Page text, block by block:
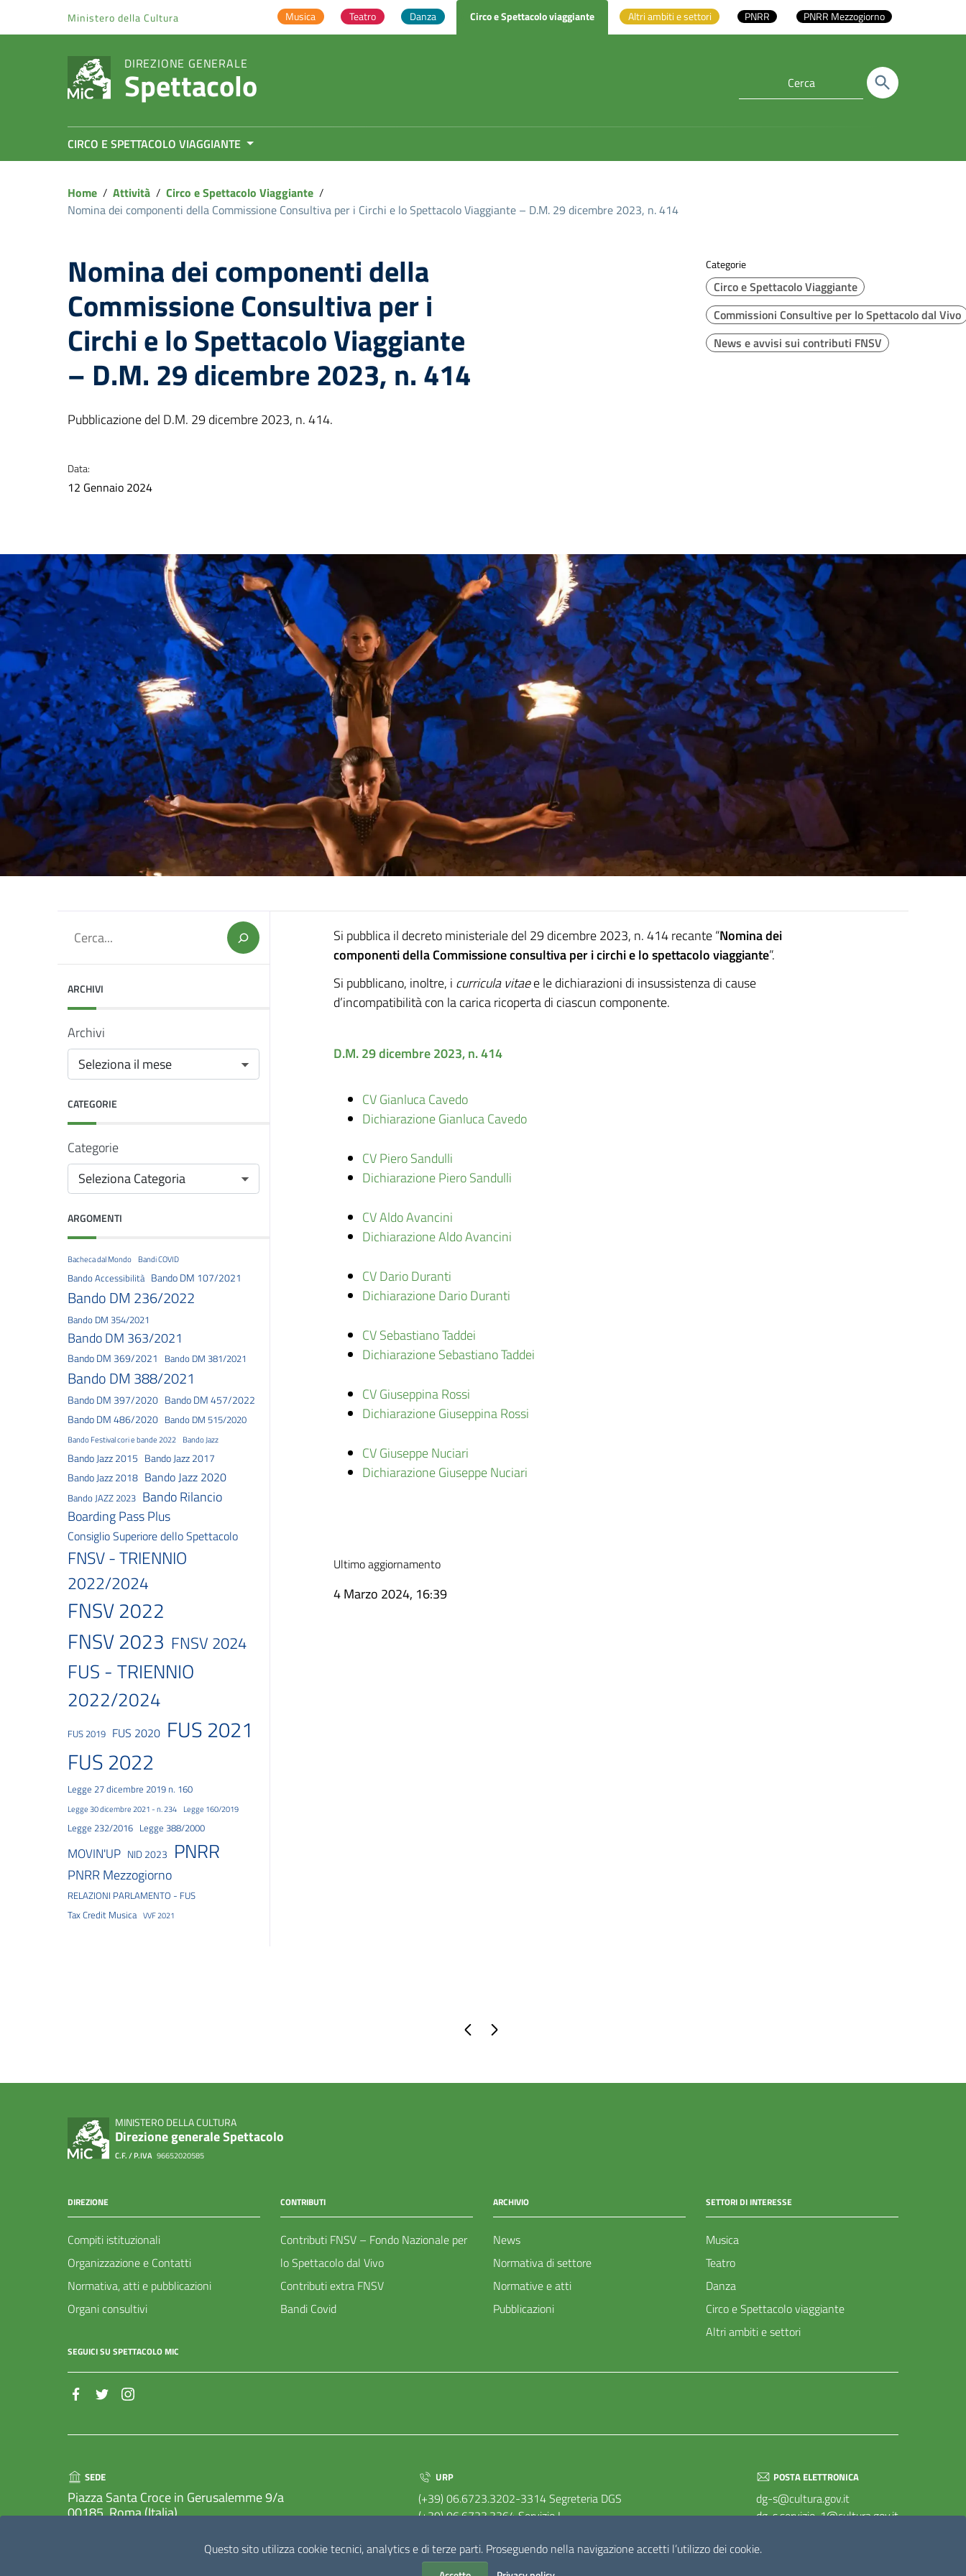
Questo sito utilizza cookie tecnici, analytics e di terze parti. Proseguendo nella navigazione accetti l’utilizzo dei cookie.
Vai al menu di navigazione
Ministero della Cultura Musica Teatro Danza Circo e Spettacolo viaggiante Altri ambiti e settori PNRR PNRR Mezzogiorno
DIREZIONE GENERALE
Spettacolo
CIRCO E SPETTACOLO VIAGGIANTE
Home / Attività / Circo e Spettacolo Viaggiante /
Nomina dei componenti della Commissione Consultiva per i Circhi e lo Spettacolo Viaggiante – D.M. 29 dicembre 2023, n. 414
Nomina dei componenti della
Commissione Consultiva per i
Circhi e lo Spettacolo Viaggiante
– D.M. 29 dicembre 2023, n. 414
Pubblicazione del D.M. 29 dicembre 2023, n. 414.
Categorie
Circo e Spettacolo Viaggiante
Commissioni Consultive per lo Spettacolo dal Vivo
News e avvisi sui contributi FNSV
Data:
12 Gennaio 2024
Cerca
ARCHIVI
Archivi
CATEGORIE
Categorie
ARGOMENTI
Bacheca dal Mondo Bandi COVID
Bando Accessibilità Bando DM 107/2021
Bando DM 236/2022
Bando DM 354/2021
Bando DM 363/2021
Bando DM 369/2021 Bando DM 381/2021
Bando DM 388/2021
Bando DM 397/2020 Bando DM 457/2022
Bando DM 486/2020 Bando DM 515/2020
Bando Festival cori e bande 2022 Bando Jazz
Bando Jazz 2015 Bando Jazz 2017
Bando Jazz 2018 Bando Jazz 2020
Bando JAZZ 2023 Bando Rilancio
Boarding Pass Plus
Consiglio Superiore dello Spettacolo
FNSV - TRIENNIO
2022/2024
FNSV 2022
FNSV 2023 FNSV 2024
FUS - TRIENNIO
2022/2024
FUS 2019 FUS 2020 FUS 2021
FUS 2022
Legge 27 dicembre 2019 n. 160
Legge 30 dicembre 2021 - n. 234 Legge 160/2019
Legge 232/2016 Legge 388/2000
MOVIN'UP NID 2023 PNRR
PNRR Mezzogiorno
RELAZIONI PARLAMENTO - FUS
Tax Credit Musica VVF 2021
Si pubblica il decreto ministeriale del 29 dicembre 2023, n. 414 recante “Nomina dei
componenti della Commissione consultiva per i circhi e lo spettacolo viaggiante”.
Si pubblicano, inoltre, i curricula vitaee le dichiarazioni di insussistenza di cause
d’incompatibilità con la carica ricoperta di ciascun componente.
D.M. 29 dicembre 2023, n. 414
CV Gianluca Cavedo
Dichiarazione Gianluca Cavedo
CV Piero Sandulli
Dichiarazione Piero Sandulli
CV Aldo Avancini
Dichiarazione Aldo Avancini
CV Dario Duranti
Dichiarazione Dario Duranti
CV Sebastiano Taddei
Dichiarazione Sebastiano Taddei
CV Giuseppina Rossi
Dichiarazione Giuseppina Rossi
CV Giuseppe Nuciari
Dichiarazione Giuseppe Nuciari
Ultimo aggiornamento
4 Marzo 2024, 16:39
Pagina precedente
MINISTERO DELLA CULTURA
Direzione generale Spettacolo
C.F. / P.IVA 96652020585
DIREZIONE
Compiti istituzionali
Organizzazione e Contatti
Normativa, atti e pubblicazioni
Organi consultivi
CONTRIBUTI
Contributi FNSV – Fondo Nazionale per
lo Spettacolo dal Vivo
Contributi extra FNSV
Bandi Covid
ARCHIVIO
News
Normativa di settore
Normative e atti
Pubblicazioni
SETTORI DI INTERESSE
Musica
Teatro
Danza
Circo e Spettacolo viaggiante
Altri ambiti e settori
SEGUICI SU SPETTACOLO MIC
SEDE
Piazza Santa Croce in Gerusalemme 9/a
00185, Roma (Italia)
URP
(+39) 06.6723.3202-3314 Segreteria DGS
(+39) 06.6723.3364 Servizio I
POSTA ELETTRONICA
dg-s@cultura.gov.it
dg-s.servizio-1@cultura.gov.it
dg-s.servizio-3@cultura.gov.it